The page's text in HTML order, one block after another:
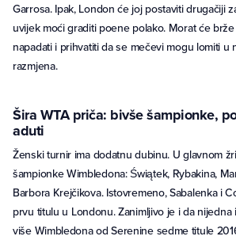
Garrosa. Ipak, London će joj postaviti drugačiji
uvijek moći graditi poene polako. Morat će
napadati i prihvatiti da se mečevi mogu lomiti u
razmjena.
Šira WTA priča: bivše šampionke,
aduti
Ženski turnir ima dodatnu dubinu. U glavnom
šampionke Wimbledona: Świątek, Rybakina,
Barbora Krejčikova. Istovremeno, Sabalenka i
prvu titulu u Londonu. Zanimljivo je i da nijedna
više Wimbledona od Serenine sedme titule